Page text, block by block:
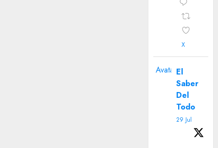
X
Avatar El
Saber
Del
Todo
29 Jul